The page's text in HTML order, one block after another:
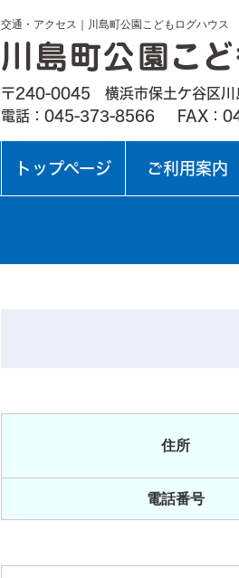
交通・アクセス｜川島町公園こどもログハウス
〒240-0045 横浜市保土ケ谷区川
電話：045-373-8566
FAX：
トップページ ご利用案内
住所
電話番号